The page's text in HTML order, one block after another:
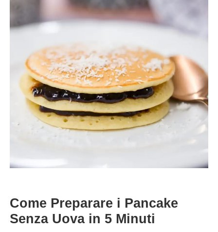
Come Preparare i Pancake
Senza Uova in 5 Minuti